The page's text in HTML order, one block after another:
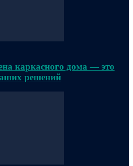
каркасного дома — это
решений